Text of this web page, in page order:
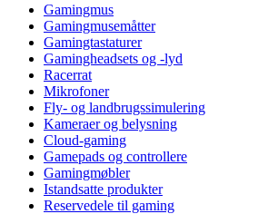
Gamingmus
Gamingmusemåtter
Gamingtastaturer
Gamingheadsets og -lyd
Racerrat
Mikrofoner
Fly- og landbrugssimulering
Kameraer og belysning
Cloud-gaming
Gamepads og controllere
Gamingmøbler
Istandsatte produkter
Reservedele til gaming